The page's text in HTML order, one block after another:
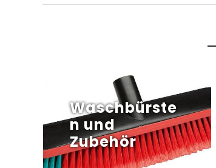
Waschbürste
n und
Zubehör